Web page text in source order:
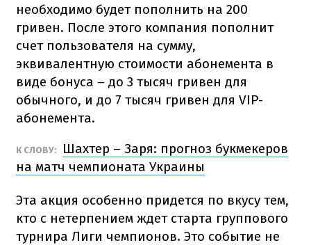
необходимо будет пополнить на 200
гривен. После этого компания пополнит
счет пользователя на сумму,
эквивалентную стоимости абонемента в
виде бонуса – до 3 тысяч гривен для
обычного, и до 7 тысяч гривен для VIP-
абонемента.
К СЛОВУ:
Шахтер – Заря: прогноз букмекеров
на матч чемпионата Украины
Эта акция особенно придется по вкусу тем,
кто с нетерпением ждет старта группового
турнира Лиги чемпионов. Это событие не